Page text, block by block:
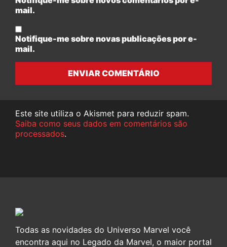
mail.
Notifique-me sobre novas publicações por e-
mail.
ENVIAR COMENTÁRIO
Este site utiliza o Akismet para reduzir spam.
Saiba como seus dados em comentários são
processados.
Todas as novidades do Universo Marvel você
encontra aqui no Legado da Marvel, o maior portal